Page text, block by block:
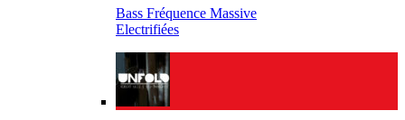
Bass Fréquence Massive
Electrifiées